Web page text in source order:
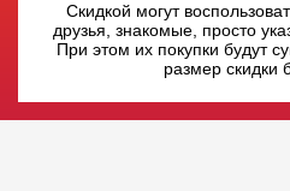
Скидкой могут
друзья, знакомые, просто
При этом их покупки будут
размер скидки